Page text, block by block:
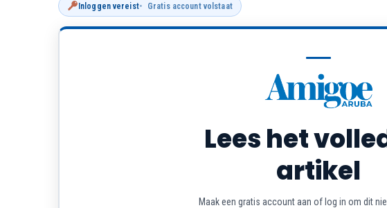
Inloggen vereist Gratis account volstaat
Lees het
artikel
Maak een gratis account aan of log in om dit